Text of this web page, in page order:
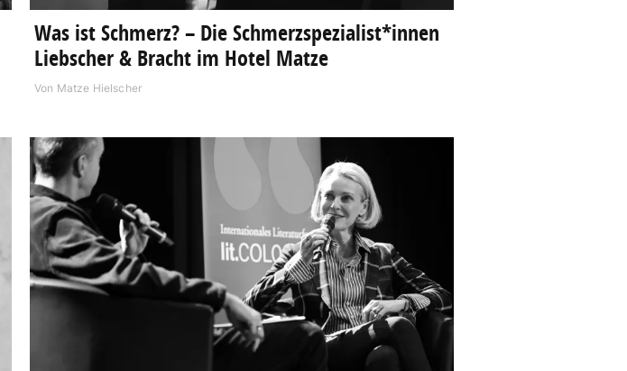
Was ist Schmerz? – Die Schmerzspezialist*innen
Liebscher & Bracht im Hotel Matze
Von Matze Hielscher